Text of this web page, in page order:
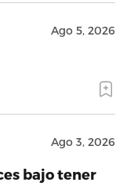
Ago 5, 2026
Ago 3, 2026
bajo tener